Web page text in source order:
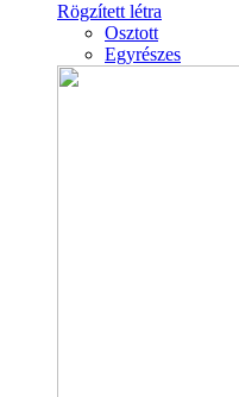
Rögzített létra
Osztott
Egyrészes